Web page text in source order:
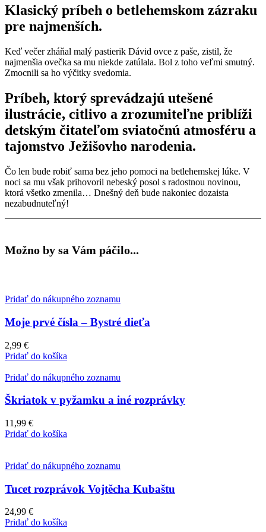
Klasický príbeh o betlehemskom zázraku
pre najmenších.
Keď večer zháňal malý pastierik Dávid ovce z paše, zistil, že
najmenšia ovečka sa mu niekde zatúlala. Bol z toho veľmi smutný.
Zmocnili sa ho výčitky svedomia.
Príbeh, ktorý sprevádzajú utešené
ilustrácie, citlivo a zrozumiteľne priblíži
detským čitateľom sviatočnú atmosféru a
tajomstvo Ježišovho narodenia.
Čo len bude robiť sama bez jeho pomoci na betlehemskej lúke. V
noci sa mu však prihovoril nebeský posol s radostnou novinou,
ktorá všetko zmenila… Dnešný deň bude nakoniec dozaista
nezabudnuteľný!
Možno by sa Vám páčilo...
Pridať do nákupného zoznamu
Moje prvé čísla – Bystré dieťa
2,99 €
Pridať do košíka
Pridať do nákupného zoznamu
Škriatok v pyžamku a iné rozprávky
11,99 €
Pridať do košíka
Pridať do nákupného zoznamu
Tucet rozprávok Vojtěcha Kubaštu
24,99 €
Pridať do košíka